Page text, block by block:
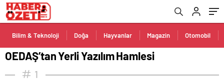
Bilim & Teknoloji Doğa Hayvanlar Magazin Otomobil
OEDAŞ’tan Yerli Yazılım Hamlesi
1